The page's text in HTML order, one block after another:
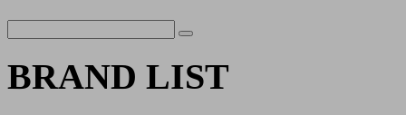
BRAND LIST